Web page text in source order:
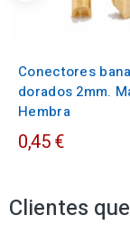
Conectores
dorados 2mm.
Hembra
0,45 €
Clientes